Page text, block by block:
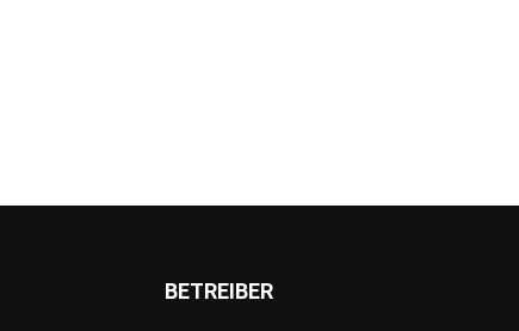
BETREIBER